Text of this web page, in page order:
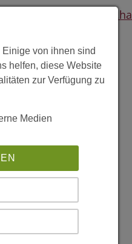
von ihnen sind
helfen, diese Website
zur Verfügung zu
Medien